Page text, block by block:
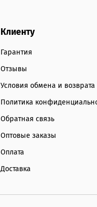
Клиенту
Гарантия
Отзывы
Условия обмена и возврата
Политика
Обратная связь
Оптовые заказы
Оплата
Доставка